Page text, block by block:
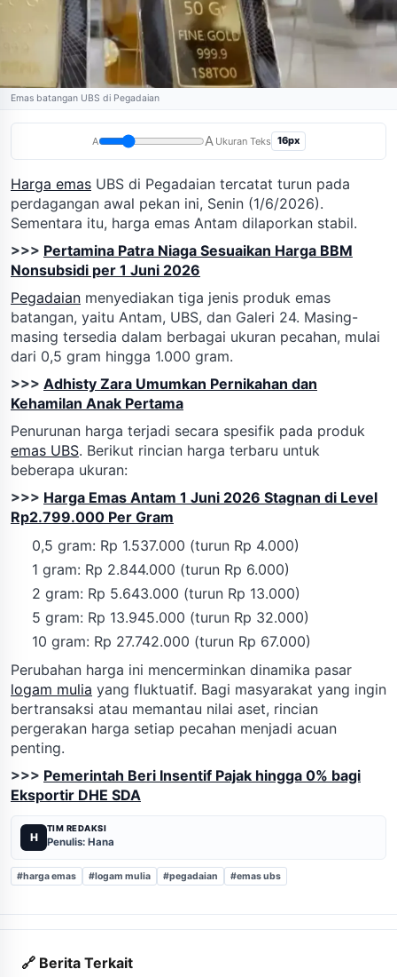
Emas batangan UBS di Pegadaian
A A Ukuran Teks 16px
Harga emas UBS di Pegadaian tercatat turun pada
perdagangan awal pekan ini, Senin (1/6/2026).
Sementara itu, harga emas Antam dilaporkan stabil.
>>> Pertamina Patra Niaga Sesuaikan Harga BBM
Nonsubsidi per 1 Juni 2026
Pegadaian menyediakan tiga jenis produk emas
batangan, yaitu Antam, UBS, dan Galeri 24. Masing-
masing tersedia dalam berbagai ukuran pecahan, mulai
dari 0,5 gram hingga 1.000 gram.
>>> Adhisty Zara Umumkan Pernikahan dan
Kehamilan Anak Pertama
Penurunan harga terjadi secara spesifik pada produk
emas UBS. Berikut rincian harga terbaru untuk
beberapa ukuran:
>>> Harga Emas Antam 1 Juni 2026 Stagnan di Level
Rp2.799.000 Per Gram
0,5 gram: Rp 1.537.000 (turun Rp 4.000)
1 gram: Rp 2.844.000 (turun Rp 6.000)
2 gram: Rp 5.643.000 (turun Rp 13.000)
5 gram: Rp 13.945.000 (turun Rp 32.000)
10 gram: Rp 27.742.000 (turun Rp 67.000)
Perubahan harga ini mencerminkan dinamika pasar
logam mulia yang fluktuatif. Bagi masyarakat yang ingin
bertransaksi atau memantau nilai aset, rincian
pergerakan harga setiap pecahan menjadi acuan
penting.
>>> Pemerintah Beri Insentif Pajak hingga 0% bagi
Eksportir DHE SDA
H
TIM REDAKSI
Penulis: Hana
#harga emas #logam mulia #pegadaian #emas ubs
🔗 Berita Terkait